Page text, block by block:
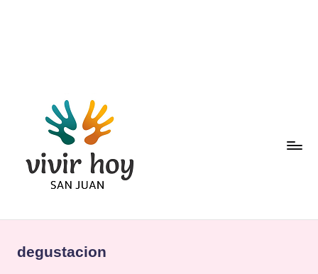
Saltar
contenido
degustacion